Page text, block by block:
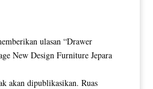
ulasan “Drawer
New Design Furniture Jepara
akan dipublikasikan. Ruas